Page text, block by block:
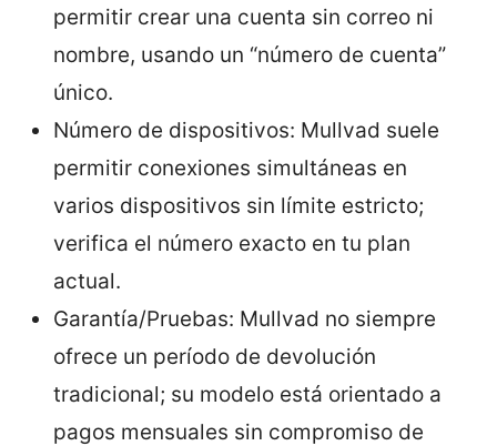
permitir crear una cuenta sin correo ni
nombre, usando un “número de cuenta”
único.
Número de dispositivos: Mullvad suele
permitir conexiones simultáneas en
varios dispositivos sin límite estricto;
verifica el número exacto en tu plan
actual.
Garantía/Pruebas: Mullvad no siempre
ofrece un período de devolución
tradicional; su modelo está orientado a
pagos mensuales sin compromiso de